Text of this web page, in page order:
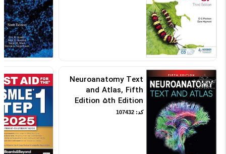
Neuroanatomy Text
and Atlas, Fifth
Edition 5th Edition
کد: 107432